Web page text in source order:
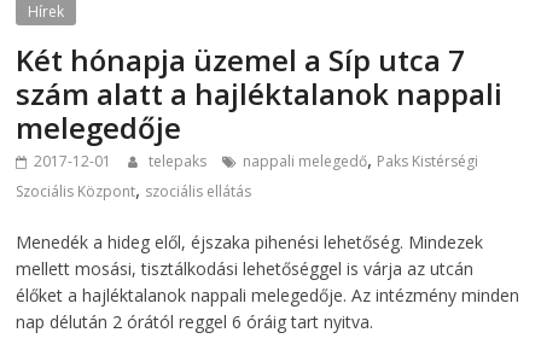
Hírek
Két hónapja üzemel a Síp utca 7
szám alatt a hajléktalanok nappali
melegedője
2017-12-01 telepaks nappali melegedő, Paks Kistérségi
Szociális Központ, szociális ellátás
Menedék a hideg elől, éjszaka pihenési lehetőség. Mindezek
mellett mosási, tisztálkodási lehetőséggel is várja az utcán
élőket a hajléktalanok nappali melegedője. Az intézmény minden
nap délután 2 órától reggel 6 óráig tart nyitva.